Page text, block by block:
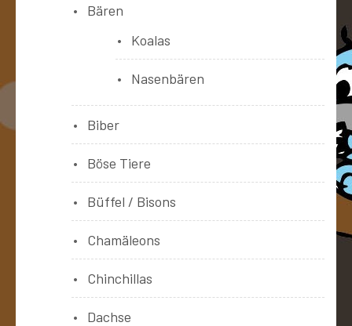
Bären
Koalas
Nasenbären
Biber
Böse Tiere
Büffel / Bisons
Chamäleons
Chinchillas
Dachse